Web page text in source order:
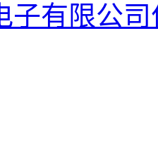
子有限公